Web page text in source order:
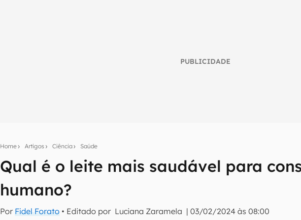
PUBLICIDADE
Home Artigos Ciência Saúde
Qual é o leite mais saudável para
humano?
Por Fidel Forato • Editado por Luciana Zaramela |03/02/2024 às 08:00
Assine a newsletter do Canaltech e receba notícias e reviews sobre tecnologia